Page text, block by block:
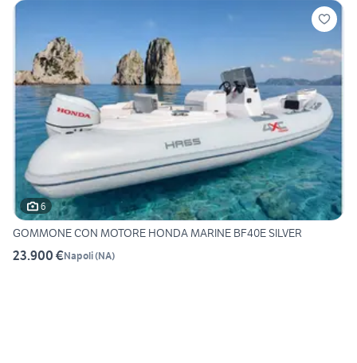
6
GOMMONE CON MOTORE HONDA MARINE BF40E SILVER
23.900 €Napoli(NA)